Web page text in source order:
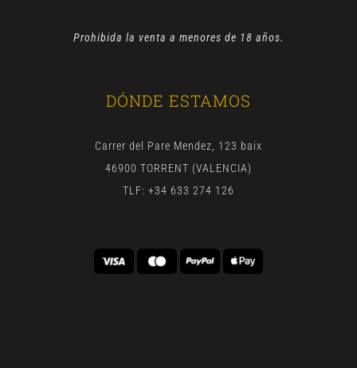
Prohibida la venta a menores de 18 años.
DÓNDE ESTAMOS
Carrer del Pare Mendez, 123 baix
46900 TORRENT (VALENCIA)
TLF: +34 633 274 126